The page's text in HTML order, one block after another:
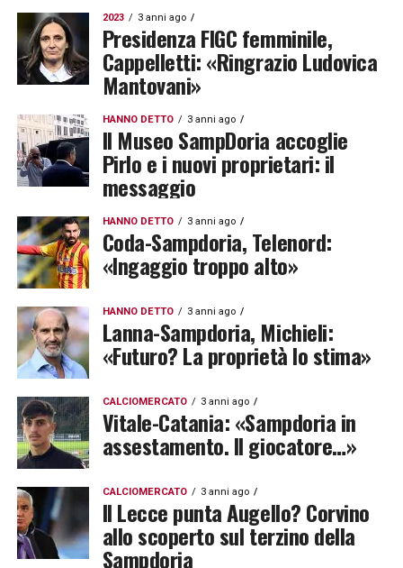
2023 3 anni ago
Presidenza FIGC femminile,
Cappelletti: «Ringrazio Ludovica
Mantovani»
HANNO DETTO 3 anni ago
Il Museo SampDoria accoglie
Pirlo e i nuovi proprietari: il
messaggio
HANNO DETTO 3 anni ago
Coda-Sampdoria, Telenord:
«Ingaggio troppo alto»
HANNO DETTO 3 anni ago
Lanna-Sampdoria, Michieli:
«Futuro? La proprietà lo stima»
CALCIOMERCATO 3 anni ago
Vitale-Catania: «Sampdoria in
assestamento. Il giocatore…»
CALCIOMERCATO 3 anni ago
Il Lecce punta Augello? Corvino
allo scoperto sul terzino della
Sampdoria